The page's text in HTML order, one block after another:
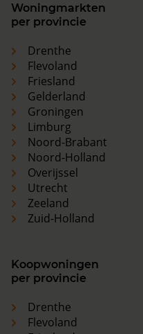
Woningmarkten
per provincie
Drenthe
Flevoland
Friesland
Gelderland
Groningen
Limburg
Noord-Brabant
Noord-Holland
Overijssel
Utrecht
Zeeland
Zuid-Holland
Koopwoningen
per provincie
Drenthe
Flevoland